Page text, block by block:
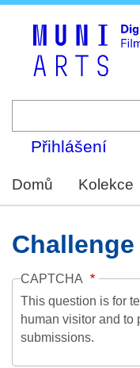
Přihlášení
Domů Kolekce
Challenge
CAPTCHA
This question is for
human visitor and to
submissions.